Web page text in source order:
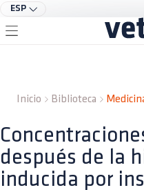
ESP
Inicio Biblioteca
después de la
inducida por